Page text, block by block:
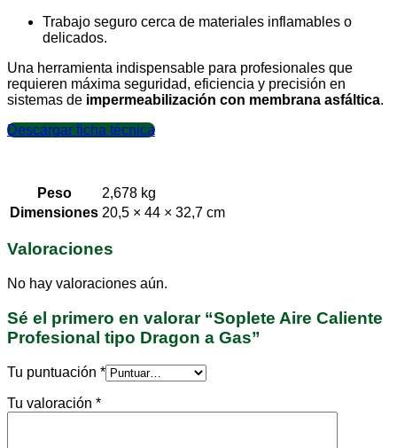
Trabajo seguro cerca de materiales inflamables o
delicados.
Una herramienta indispensable para profesionales que
requieren máxima seguridad, eficiencia y precisión en
sistemas de impermeabilización con membrana asfáltica.
Descargar ficha técnica
Peso
2,678 kg
Dimensiones 20,5 × 44 × 32,7 cm
Valoraciones
No hay valoraciones aún.
Sé el primero en valorar “Soplete Aire Caliente
Profesional tipo Dragon a Gas”
Tu puntuación *
Tu valoración *